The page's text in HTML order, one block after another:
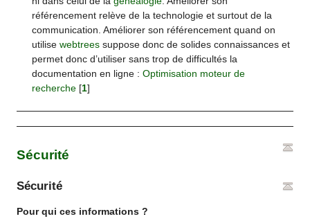
référencement relève de la technologie et surtout de la
communication. Améliorer son référencement quand on
utilise webtreessuppose donc de solides connaissances et
permet donc d’utiliser sans trop de difficultés la
documentation en ligne : Optimisation moteur de
recherche[1]
Sécurité
Sécurité
Pour qui ces informations ?